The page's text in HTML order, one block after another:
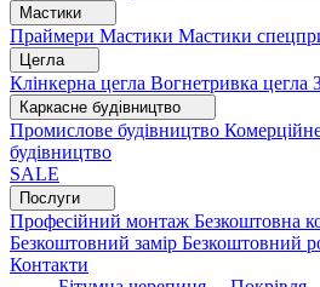
Мастики
Праймери Мастики Мастики
Цегла
Клінкерна цегла Вогнетривка цегла
Каркасне будівництво
Промислове будівництво
будівництво
SALE
Послуги
Професійний монтаж Безкоштовна
Безкоштовний замір Безкоштовний
Контакти